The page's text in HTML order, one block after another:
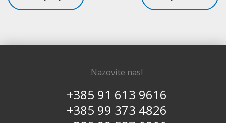
Nazovite nas!
+385 91 613 9616
+385 99 373 4826